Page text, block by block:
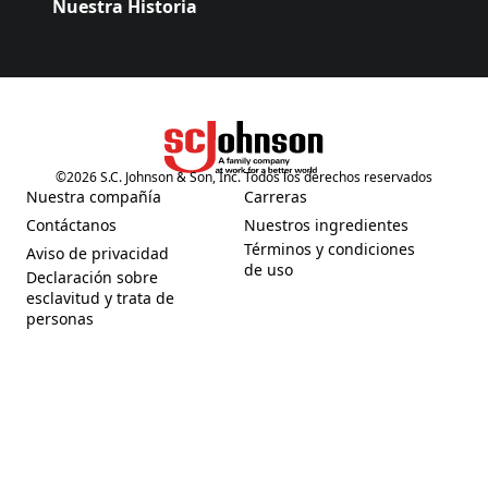
Nuestra Historia
(Opens in a new tab)
©2026S.C. Johnson & Son, Inc. Todos los derechos reservados
Nuestra compañía
(Opens in a new tab)
Contáctanos
(Opens in a new tab)
Aviso de privacidad
(Opens in a new tab)
Declaración sobre
esclavitud y trata de
personas
(Opens in a new tab)
Carreras
(Opens in a new tab)
Nuestros ingredientes
(Opens in a new tab)
Términos y condiciones
de uso
(Opens in a new tab)